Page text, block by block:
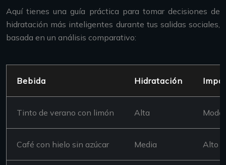
Aquí tienes una guía práctica para tomar decisiones de
hidratación más inteligentes durante tus salidas sociales,
basada en un análisis comparativo:
Bebida Hidratación
Tinto de verano con limón Alta
Café con hielo sin azúcar Media Alto